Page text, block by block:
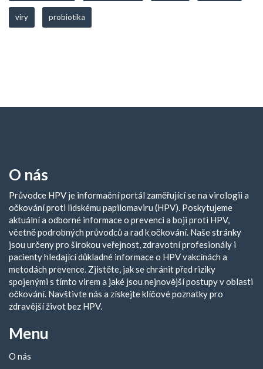
viry probiotika
O nás
Průvodce HPV je informační portál zaměřující se na virologii a
očkování proti lidskému papilomaviru (HPV). Poskytujeme
aktuální a odborné informace o prevenci a boji proti HPV,
včetně podrobných průvodců a rad k očkování. Naše stránky
jsou určeny pro širokou veřejnost, zdravotní profesionály i
pacienty hledající důkladné informace o HPV vakcínách a
metodách prevence. Zjistěte, jak se chránit před riziky
spojenými s tímto virem a jaké jsou nejnovější postupy v oblasti
očkování. Navštivte nás a získejte klíčové poznatky pro
zdravější život bez HPV.
Menu
O nás